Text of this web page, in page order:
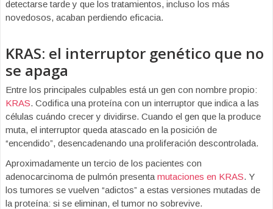
detectarse tarde y que los tratamientos, incluso los más
novedosos, acaban perdiendo eficacia.
KRAS: el interruptor genético que no
se apaga
Entre los principales culpables está un gen con nombre propio:
KRAS. Codifica una proteína con un interruptor que indica a las
células cuándo crecer y dividirse. Cuando el gen que la produce
muta, el interruptor queda atascado en la posición de
“encendido”, desencadenando una proliferación descontrolada.
Aproximadamente un tercio de los pacientes con
adenocarcinoma de pulmón presenta mutaciones en KRAS. Y
los tumores se vuelven “adictos” a estas versiones mutadas de
la proteína: si se eliminan, el tumor no sobrevive.